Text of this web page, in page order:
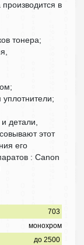
в
тонера;
детали,
этот
его
: Canon
703
монохром
до 2500